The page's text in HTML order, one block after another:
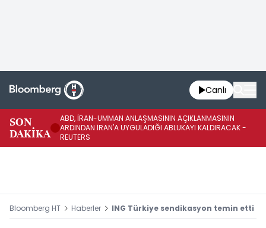
Canlı
SON
DAKİKA
ABD, İRAN-UMMAN ANLAŞMASININ AÇIKLANMASININ
ARDINDAN İRAN'A UYGULADIĞI ABLUKAYI KALDIRACAK -
REUTERS
Bloomberg HT Haberler ING Türkiye sendikasyon temin etti